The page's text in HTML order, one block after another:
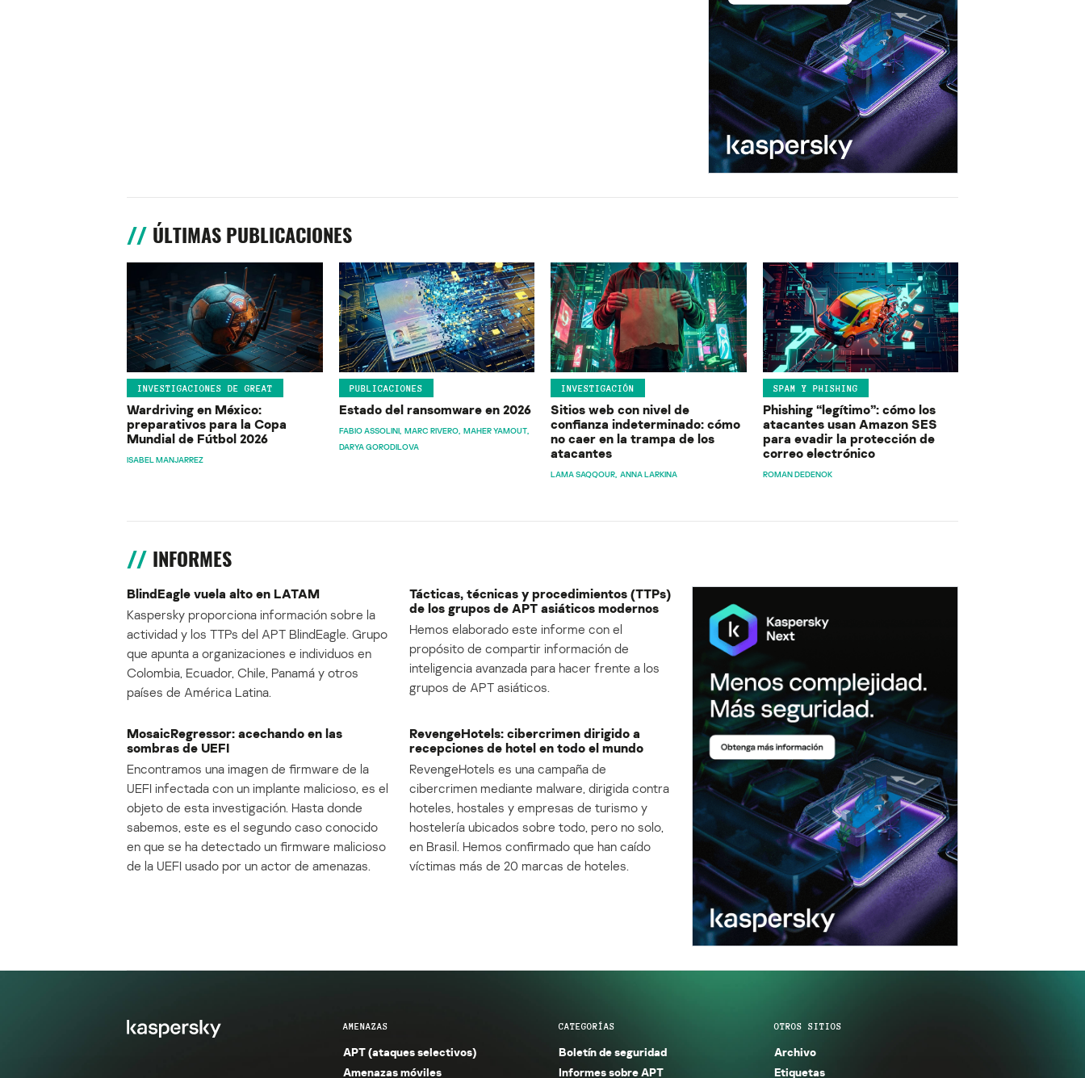
ÚLTIMAS PUBLICACIONES
INVESTIGACIONES DE GREAT
Wardriving en México:
preparativos para la Copa
Mundial de Fútbol 2026
ISABEL MANJARREZ
PUBLICACIONES
Estado del ransomware en 2026
FABIO ASSOLINI MARC RIVERO MAHER YAMOUT
DARYA GORODILOVA
INVESTIGACIÓN
Sitios web con nivel de
confianza indeterminado: cómo
no caer en la trampa de los
atacantes
LAMA SAQQOUR ANNA LARKINA
SPAM Y PHISHING
Phishing “legítimo”: cómo los
atacantes usan Amazon SES
para evadir la protección de
correo electrónico
ROMAN DEDENOK
INFORMES
BlindEagle vuela alto en LATAM
Kaspersky proporciona información sobre la
actividad y los TTPs del APT BlindEagle. Grupo
que apunta a organizaciones e individuos en
Colombia, Ecuador, Chile, Panamá y otros
países de América Latina.
Tácticas, técnicas y procedimientos (TTPs)
de los grupos de APT asiáticos modernos
Hemos elaborado este informe con el
propósito de compartir información de
inteligencia avanzada para hacer frente a los
grupos de APT asiáticos.
MosaicRegressor: acechando en las
sombras de UEFI
Encontramos una imagen de firmware de la
UEFI infectada con un implante malicioso, es el
objeto de esta investigación. Hasta donde
sabemos, este es el segundo caso conocido
en que se ha detectado un firmware malicioso
de la UEFI usado por un actor de amenazas.
RevengeHotels: cibercrimen dirigido a
recepciones de hotel en todo el mundo
RevengeHotels es una campaña de
cibercrimen mediante malware, dirigida contra
hoteles, hostales y empresas de turismo y
hostelería ubicados sobre todo, pero no solo,
en Brasil. Hemos confirmado que han caído
víctimas más de 20 marcas de hoteles.
AMENAZAS
APT (ataques selectivos)
Amenazas móviles
CATEGORÍAS
Boletín de seguridad
Informes sobre APT
OTROS SITIOS
Archivo
Etiquetas